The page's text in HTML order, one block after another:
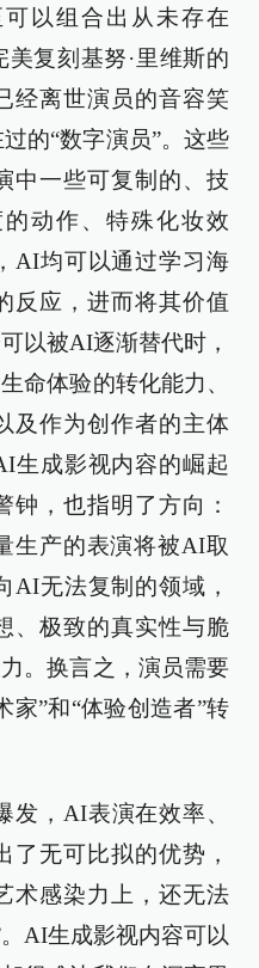
以组合出从未存在
美复刻基努·里维斯的
经离世演员的音容笑
的“数字演员”。这些
中一些可复制的、技
动作、特殊化妆效
AI均可以通过学习海
反应，进而将其价值
以被AI逐渐替代时，
命体验的转化能力、
及作为创作者的主体
生成影视内容的崛起
钟，也指明了方向：
生产的表演将被AI取
AI无法复制的领域，
、极致的真实性与脆
。换言之，演员需要
家”和“体验创造者”转
发，AI表演在效率、
了无可比拟的优势，
术感染力上，还无法
AI生成影视内容可以